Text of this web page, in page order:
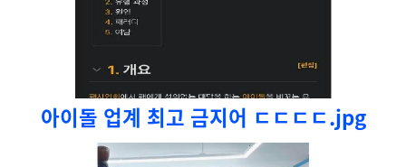
아이돌 업계 최고 금지어 ㄷㄷㄷㄷ.jpg